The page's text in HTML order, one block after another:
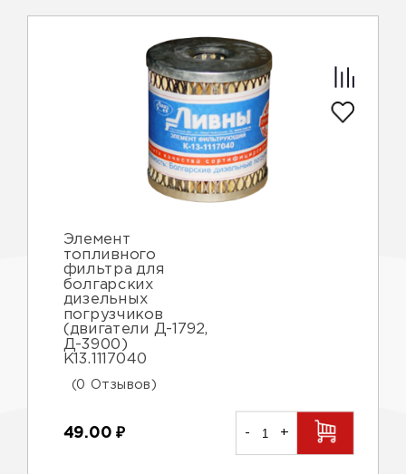
Элемент
топливного
фильтра для
болгарских
дизельных
погрузчиков
(двигатели Д-1792,
Д-3900)
К13.1117040
(0 Отзывов)
49.00 ₽ - +